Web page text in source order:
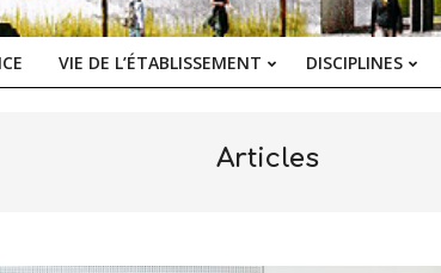
Primary
VIE DE L’ÉTABLISSEMENT DISCIPLINES
Articles